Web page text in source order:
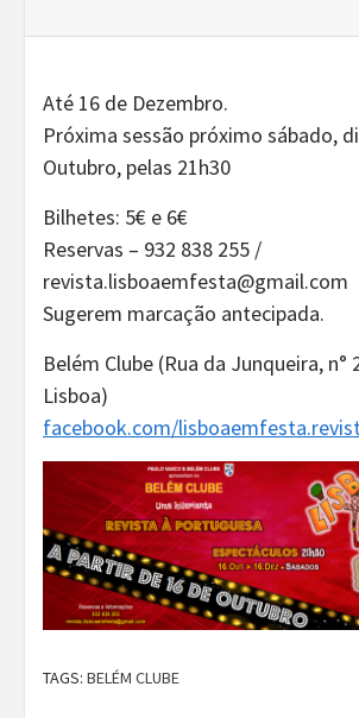
Até 16 de Dezembro.
Próxima sessão próximo sábado,
Outubro, pelas 21h30
Bilhetes: 5€ e 6€
Reservas – 932 838 255 /
revista.lisboaemfesta@gmail.com
Sugerem marcação antecipada.
Belém Clube (Rua da Junqueira, n°
Lisboa)
facebook.com/
TAGS: BELÉM CLUBE